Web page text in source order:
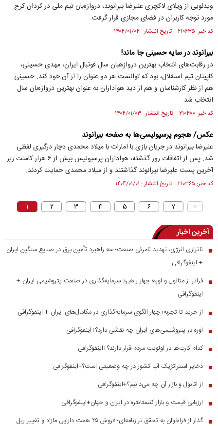
ویدئویی از ویلای لاکچری علیرضا بیرانوند، دروازه‌بان تیم ملی در کردان کرج
مورد توجه کاربران در فضای مجازی قرار گرفت.
کد خبر: ۲۱۰۶۳۵ تاریخ انتشار : ۱۴۰۴/۰۱/۰۴
بیرانوند در سایه حسینی جا ماند!
در رقابت‌های انتخاب بهترین دروازهبان سال فوتبال ایران، مهدی حسینی،
کاپیتان تیم استقلال، بود که توانست هر دو عنوان را از آن خود کند. حسینی
هم از نظر کارشناسان و هم از دید هواداران به عنوان بهترین دروازه‌بان سال
انتخاب شد.
کد خبر: ۲۱۰۴۸۰ تاریخ انتشار : ۱۴۰۴/۰۱/۰۳
عکس/ هجوم پرسپولیسی‌ها به صفحه بیرانوند
علیرضا بیرانوند در جریان بازی با امارات با میلاد محمدی دچار درگیری لفظی
شد. پس از اتفاقات روز گذشته، هواداران پرسپولیس بیش از ۶ هزار کامنت زیر
آخرین پست علیرضا بیرانوند گذاشتند و از میلاد محمدی حمایت کردند.
کد خبر: ۲۱۰۳۶۵ تاریخ انتشار : ۱۴۰۴/۰۱/۰۱
۱ ۲ ۳ ۴ ۵ ۶ ۷ >
آخرین اخبار
■
ناترازی انرژی، تهدید نامرئی صنعت؛ سه راهبرد تأمین برق در صنایع سنگین ایران
+ اینفوگرافی
■ فراتر از متانول و اوره؛ چهار راهبرد سرمایه‌گذاری در صنعت پتروشیمی ایران +
اینفوگرافی
■ از خرید تا تجربه؛ چهار الگوی سرمایه‌گذاری در مگامال‌های ایران + اینفوگرافی
■ اوره در پتروشیمی‌های ایران چه نقشی دارد؟+اینفوگرافی
■ کدام کارت‌ها در اولویت مردم قرار دارند؟+اینفوگرافی
■ ذخایر استراتژیک آب کشور در چه وضعیتی است؟+اینفوگرافی
■ از اتانول و بازار آن چه می‌دانیم؟+اینفوگرافی
■ ارزیابی قیمت و بازار کنستانتره در ایران و جهان+اینفوگرافی
■ گذار از فراخوان به تحقق ترازنامه‌ای؛ فروش ۲۵ همت دارایی مازاد و تغییر ریل